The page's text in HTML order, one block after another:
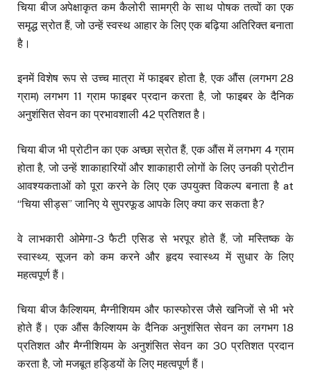
चिया बीज अपेक्षाकृत कम कैलोरी सामग्री के साथ पोषक तत्वों का एक
समृद्ध स्रोत हैं, जो उन्हें स्वस्थ आहार के लिए एक बढ़िया अतिरिक्त बनाता
है।
इनमें विशेष रूप से उच्च मात्रा में फाइबर होता है, एक औंस (लगभग 28
ग्राम) लगभग 11 ग्राम फाइबर प्रदान करता है, जो फाइबर के दैनिक
अनुशंसित सेवन का प्रभावशाली 42 प्रतिशत है।
चिया बीज भी प्रोटीन का एक अच्छा स्रोत हैं, एक औंस में लगभग 4 ग्राम
होता है, जो उन्हें शाकाहारियों और शाकाहारी लोगों के लिए उनकी प्रोटीन
आवश्यकताओं को पूरा करने के लिए एक उपयुक्त विकल्प बनाता है at
“चिया सीड्स” जानिए ये सुपरफूड आपके लिए क्या कर सकता है?
वे लाभकारी ओमेगा-3 फैटी एसिड से भरपूर होते हैं, जो मस्तिष्क के
स्वास्थ्य, सूजन को कम करने और हृदय स्वास्थ्य में सुधार के लिए
महत्वपूर्ण हैं।
चिया बीज कैल्शियम, मैग्नीशियम और फास्फोरस जैसे खनिजों से भी भरे
होते हैं। एक औंस कैल्शियम के दैनिक अनुशंसित सेवन का लगभग 18
प्रतिशत और मैग्नीशियम के अनुशंसित सेवन का 30 प्रतिशत प्रदान
करता है, जो मजबूत हड्डियों के लिए महत्वपूर्ण हैं।